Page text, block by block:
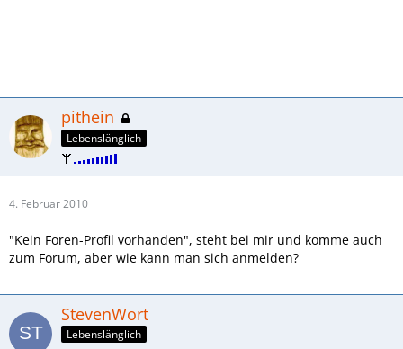
pithein
Lebenslänglich
4. Februar 2010
"Kein Foren-Profil vorhanden", steht bei mir und komme auch
zum Forum, aber wie kann man sich anmelden?
StevenWort
Lebenslänglich